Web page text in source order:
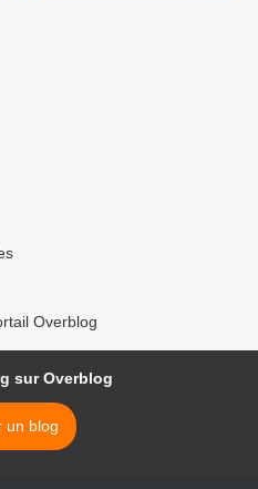
Overblog
sur Overblog
un blog